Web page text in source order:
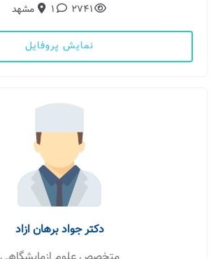
2741
1 مشهد
نمایش پروفایل
دکتر جواد برهان ازاد